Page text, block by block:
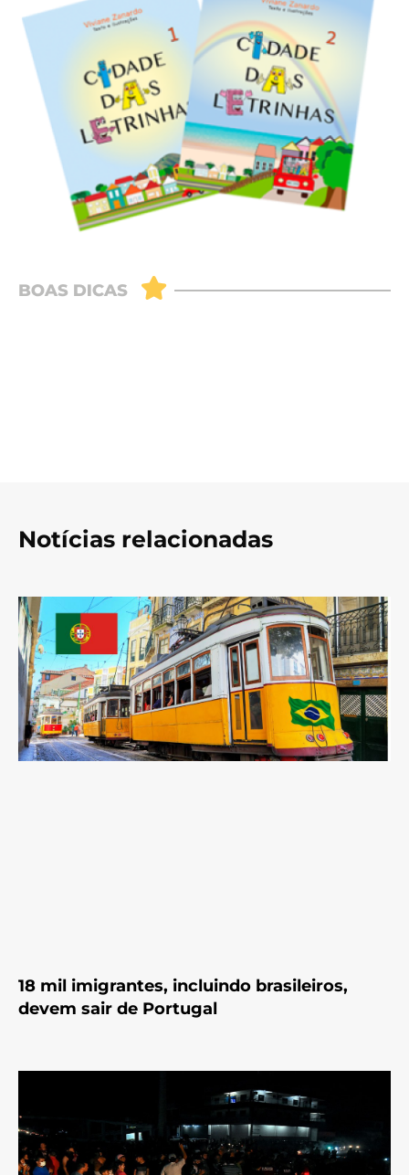
Notícias relacionadas
18 mil imigrantes, incluindo brasileiros,
devem sair de Portugal